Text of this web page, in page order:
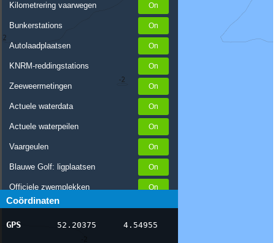
Kilometrering vaarwegen
Bunkerstations
Autolaadplaatsen
KNRM-reddingstations
Zeeweermetingen
Actuele waterdata
Actuele waterpeilen
Vaargeulen
Blauwe Golf: ligplaatsen
Officiele zwemplekken
Stremmingen/hinder
AIS scheepsposities
Coördinaten
GPS 52.20375 4.54955